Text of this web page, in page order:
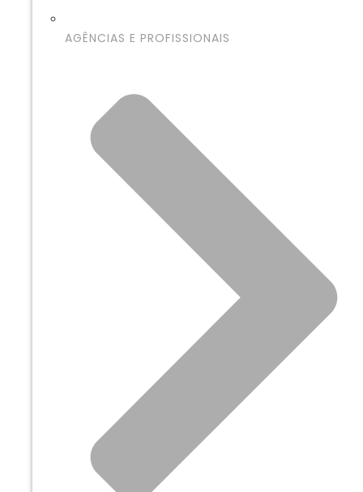
AGÊNCIAS E PROFISSIONAIS